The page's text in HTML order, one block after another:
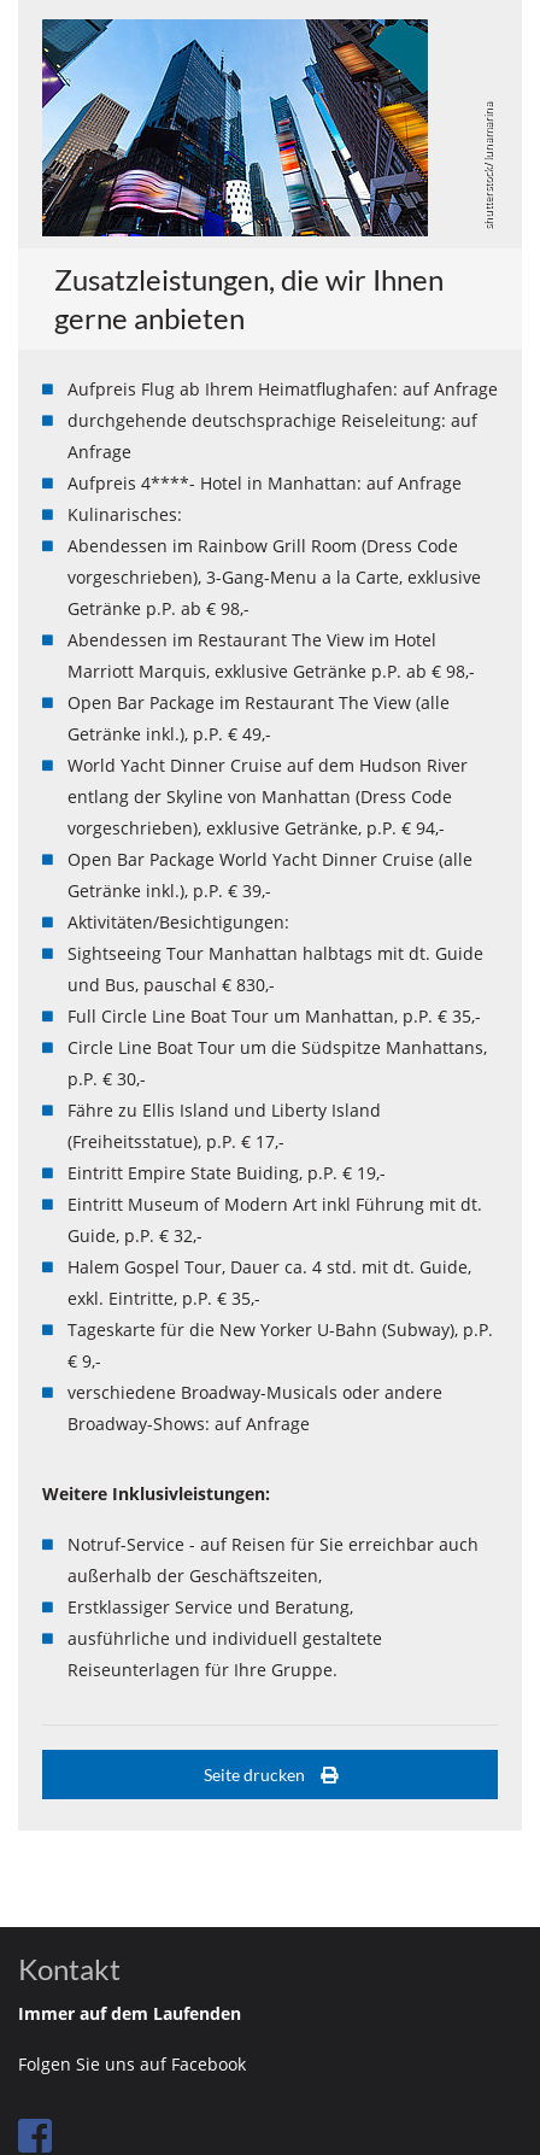
shutterstock/ lunamarina
Zusatzleistungen, die wir Ihnen
gerne anbieten
Aufpreis Flug ab Ihrem Heimatflughafen: auf Anfrage
durchgehende deutschsprachige Reiseleitung: auf
Anfrage
Aufpreis 4****- Hotel in Manhattan: auf Anfrage
Kulinarisches:
Abendessen im Rainbow Grill Room (Dress Code
vorgeschrieben), 3-Gang-Menu a la Carte, exklusive
Getränke p.P. ab € 98,-
Abendessen im Restaurant The View im Hotel
Marriott Marquis, exklusive Getränke p.P. ab € 98,-
Open Bar Package im Restaurant The View (alle
Getränke inkl.), p.P. € 49,-
World Yacht Dinner Cruise auf dem Hudson River
entlang der Skyline von Manhattan (Dress Code
vorgeschrieben), exklusive Getränke, p.P. € 94,-
Open Bar Package World Yacht Dinner Cruise (alle
Getränke inkl.), p.P. € 39,-
Aktivitäten/Besichtigungen:
Sightseeing Tour Manhattan halbtags mit dt. Guide
und Bus, pauschal € 830,-
Full Circle Line Boat Tour um Manhattan, p.P. € 35,-
Circle Line Boat Tour um die Südspitze Manhattans,
p.P. € 30,-
Fähre zu Ellis Island und Liberty Island
(Freiheitsstatue), p.P. € 17,-
Eintritt Empire State Buiding, p.P. € 19,-
Eintritt Museum of Modern Art inkl Führung mit dt.
Guide, p.P. € 32,-
Halem Gospel Tour, Dauer ca. 4 std. mit dt. Guide,
exkl. Eintritte, p.P. € 35,-
Tageskarte für die New Yorker U-Bahn (Subway), p.P.
€ 9,-
verschiedene Broadway-Musicals oder andere
Broadway-Shows: auf Anfrage
Weitere Inklusivleistungen:
Notruf-Service - auf Reisen für Sie erreichbar auch
außerhalb der Geschäftszeiten,
Erstklassiger Service und Beratung,
ausführliche und individuell gestaltete
Reiseunterlagen für Ihre Gruppe.
Seite drucken
Kontakt
Immer auf dem Laufenden
Folgen Sie uns auf Facebook